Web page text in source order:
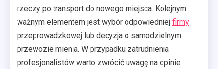
rzeczy po transport do nowego miejsca. Kolejnym
ważnym elementem jest wybór odpowiedniej firmy
przeprowadzkowej lub decyzja o samodzielnym
przewozie mienia. W przypadku zatrudnienia
profesjonalistów warto zwrócić uwagę na opinie